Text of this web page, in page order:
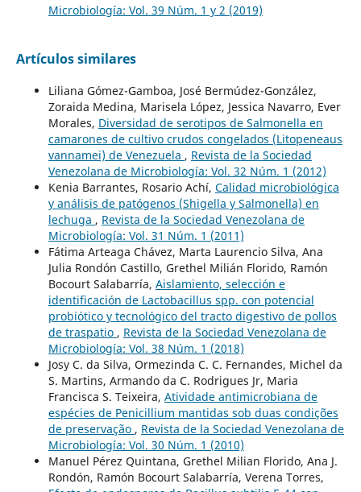
Microbiología: Vol. 39 Núm. 1 y 2 (2019)
Artículos similares
Liliana Gómez-Gamboa, José Bermúdez-González,
Zoraida Medina, Marisela López, Jessica Navarro, Ever
Morales, Diversidad de serotipos de Salmonella en
camarones de cultivo crudos congelados (Litopeneaus
vannamei) de Venezuela , Revista de la Sociedad
Venezolana de Microbiología: Vol. 32 Núm. 1 (2012)
Kenia Barrantes, Rosario Achí, Calidad microbiológica
y análisis de patógenos (Shigella y Salmonella) en
lechuga , Revista de la Sociedad Venezolana de
Microbiología: Vol. 31 Núm. 1 (2011)
Fátima Arteaga Chávez, Marta Laurencio Silva, Ana
Julia Rondón Castillo, Grethel Milián Florido, Ramón
Bocourt Salabarría, Aislamiento, selección e
identificación de Lactobacillus spp. con potencial
probiótico y tecnológico del tracto digestivo de pollos
de traspatio , Revista de la Sociedad Venezolana de
Microbiología: Vol. 38 Núm. 1 (2018)
Josy C. da Silva, Ormezinda C. C. Fernandes, Michel da
S. Martins, Armando da C. Rodrigues Jr, Maria
Francisca S. Teixeira, Atividade antimicrobiana de
espécies de Penicillium mantidas sob duas condições
de preservação , Revista de la Sociedad Venezolana de
Microbiología: Vol. 30 Núm. 1 (2010)
Manuel Pérez Quintana, Grethel Milian Florido, Ana J.
Rondón, Ramón Bocourt Salabarría, Verena Torres,